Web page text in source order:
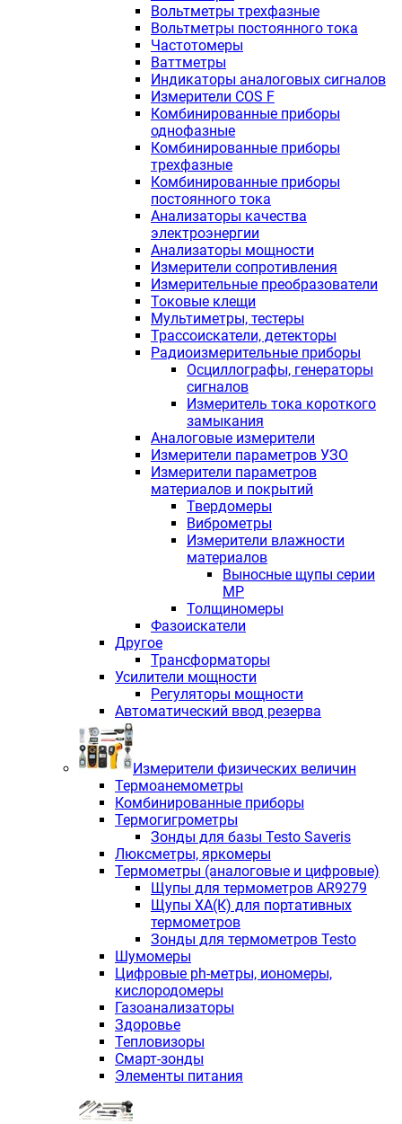
Вольтметры трехфазные
Вольтметры постоянного тока
Частотомеры
Ваттметры
Индикаторы аналоговых сигналов
Измерители COS F
Комбинированные приборы
однофазные
Комбинированные приборы
трехфазные
Комбинированные приборы
постоянного тока
Анализаторы качества
электроэнергии
Анализаторы мощности
Измерители сопротивления
Измерительные преобразователи
Токовые клещи
Мультиметры, тестеры
Трассоискатели, детекторы
Радиоизмерительные приборы
Осциллографы, генераторы
сигналов
Измеритель тока короткого
замыкания
Аналоговые измерители
Измерители параметров УЗО
Измерители параметров
материалов и покрытий
Твердомеры
Виброметры
Измерители влажности
материалов
Выносные щупы серии
МР
Толщиномеры
Фазоискатели
Другое
Трансформаторы
Усилители мощности
Регуляторы мощности
Автоматический ввод резерва
Измерители физических величин
Термоанемометры
Комбинированные приборы
Термогигрометры
Зонды для базы Testo Saveris
Люксметры, яркомеры
Термометры (аналоговые и цифровые)
Щупы для термометров AR9279
Щупы ХА(К) для портативных
термометров
Зонды для термометров Testo
Шумомеры
Цифровые ph-метры, иономеры,
кислородомеры
Газоанализаторы
Здоровье
Тепловизоры
Смарт-зонды
Элементы питания